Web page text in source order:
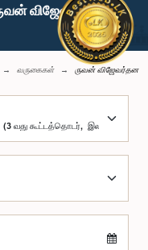
விஜேவர்தன,
வருகைகள் ருவன் விஜேவர்தன